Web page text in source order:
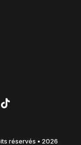
réservés • 2026